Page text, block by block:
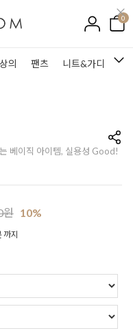
0
상의 팬츠 니트&가디건
베이직 아이템, 실용성 Good!
원 10%
지